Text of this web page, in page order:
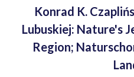
Konrad K.
Lubuskiej: Nature's
Region;